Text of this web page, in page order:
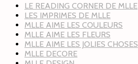
LE READING CORNER DE MLLE
LES IMPRIMES DE MLLE
MLLE AIME LES COULEURS
MLLE AIME LES FLEURS
MLLE AIME LES JOLIES CHOSES
MLLE DECORE